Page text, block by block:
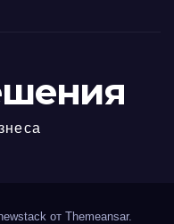
от Themeansar.